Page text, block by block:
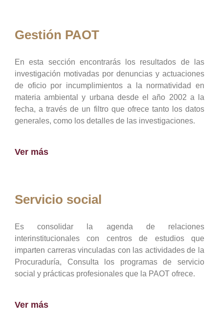
Gestión PAOT
En esta sección encontrarás los resultados de las
investigación motivadas por denuncias y actuaciones
de oficio por incumplimientos a la normatividad en
materia ambiental y urbana desde el año 2002 a la
fecha, a través de un filtro que ofrece tanto los datos
generales, como los detalles de las investigaciones.
Ver más
Servicio social
Es consolidar la agenda de relaciones
interinstitucionales con centros de estudios que
imparten carreras vinculadas con las actividades de la
Procuraduría, Consulta los programas de servicio
social y prácticas profesionales que la PAOT ofrece.
Ver más